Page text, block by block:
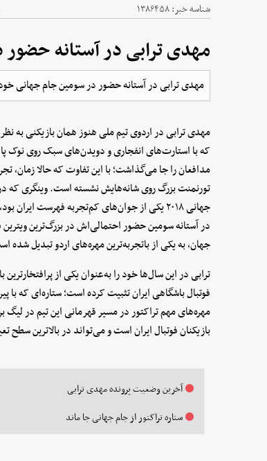
شناسه خبر:۱۳۸۶۴۵۸
مهدی ترابی در آستانه
مهدی ترابی در آستانه حضور در سومین جام جهانی
مهدی ترابی در اردوی تیم ملی هنوز همان بازیکنی به
که با استارت‌های انفجاری و دویدن‌های سبک روی نوک
مدافعان را جا می‌گذاشت؛ با این تفاوت که حالا زمان،
تورنمنت بزرگ روی شانه‌هایش نشسته است. وینگری که
جهانی ۲۰۱۸ یکی از جوان‌های کم‌تجربه فهرست ایران
در آستانه سومین حضور احتمالی‌اش در بزرگ‌ترین ویترین
جهان، به یکی از باتجربه‌ترین مهره‌های اردو تبدیل شده
ترابی در این سال‌ها خود را به‌عنوان یکی از پرافتخارترین
فوتبال باشگاهی ایران تثبیت کرده است؛ ستاره‌ای که
مهره‌های مهم تراکتور در مسیر قهرمانی این تیم در
بازیکنان فوتبال ایران است و می‌تواند در بالاترین سطح
آخرین وضعیت پرونده مهدی ترابی
ستاره تراکتور از جام جهانی جا ماند